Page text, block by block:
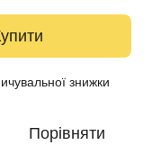
знижки
Порівняти